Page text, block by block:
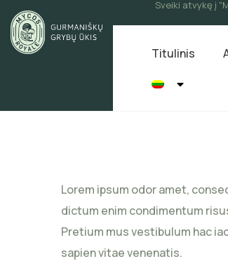
Sveiki atvykę į
Titulinis
Lorem ipsum odor amet,
dictum enim condimentum
Pretium mus vestibulum hac
sapien vitae venenatis.